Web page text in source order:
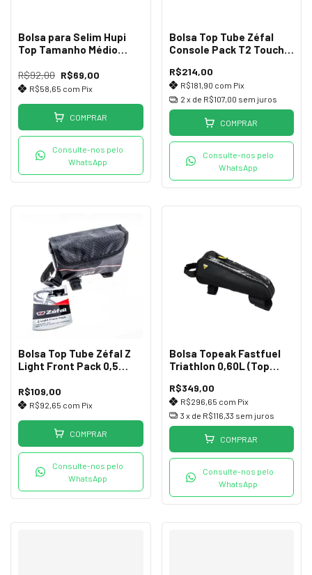
Bolsa para Selim Hupi
Top Tamanho Médio
R$92,00 R$69,00
R$58,65 com Pix
COMPRAR
Consulte-nos pelo
WhatsApp
Bolsa Top Tube Zéfal
Console Pack T2 Touch
R$214,00
R$181,90 com Pix
2 x de R$107,00 sem juros
COMPRAR
Consulte-nos pelo
WhatsApp
Bolsa Top Tube Zéfal Z
Light Front Pack 0,5
R$109,00
R$92,65 com Pix
COMPRAR
Consulte-nos pelo
WhatsApp
Bolsa Topeak Fastfuel
Triathlon 0,60L (Top
R$349,00
R$296,65 com Pix
3 x de R$116,33 sem juros
COMPRAR
Consulte-nos pelo
WhatsApp